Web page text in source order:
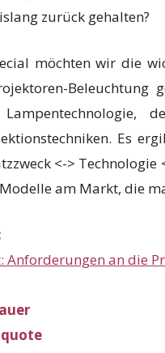
zurück gehalten?
möchten wir die
Beleuchtung
Es
<->
am Markt, die
Anforderungen an die